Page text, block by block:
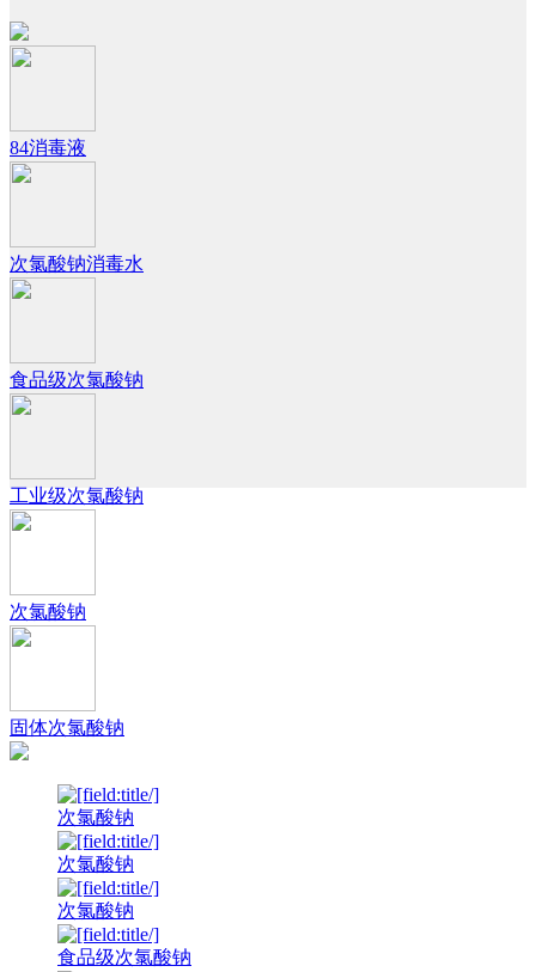
84消毒液
次氯酸钠消毒水
食品级次氯酸钠
工业级次氯酸钠
次氯酸钠
固体次氯酸钠
次氯酸钠
次氯酸钠
次氯酸钠
食品级次氯酸钠